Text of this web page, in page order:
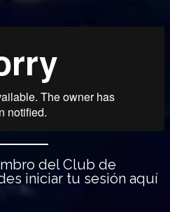
del Club de
iniciar tu sesión aquí